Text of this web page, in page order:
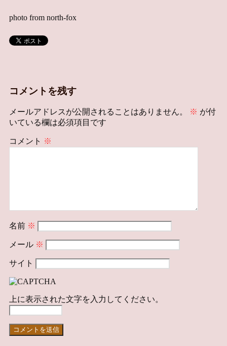
photo from north-fox
コメントを残す
メールアドレスが公開されることはありません。 ※ が付
いている欄は必須項目です
コメント ※
名前 ※
メール ※
サイト
上に表示された文字を入力してください。